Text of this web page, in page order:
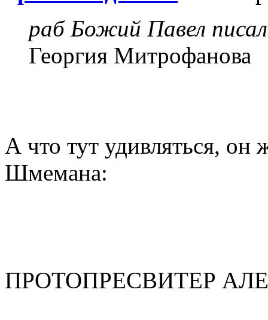
раб Божий Павел
Георгия Митрофанова
А что тут удивляться, он
Шмемана:
ПРОТОПРЕСВИТЕР